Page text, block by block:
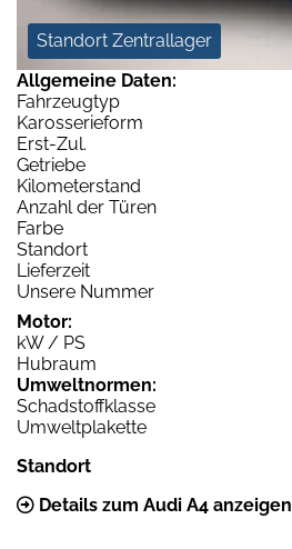
Standort Zentrallager
Allgemeine Daten:
Fahrzeugtyp
Karosserieform
Erst-Zul.
Getriebe
Kilometerstand
Anzahl der Türen
Farbe
Standort
Lieferzeit
Unsere Nummer
Motor:
kW / PS
Hubraum
Umweltnormen:
Schadstoffklasse
Umweltplakette
Standort
Details zum Audi A4 anzeigen